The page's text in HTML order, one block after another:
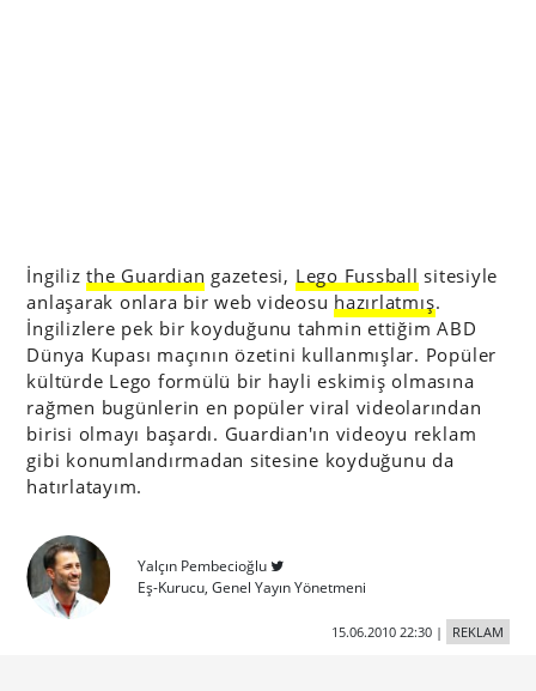
İngilizthe Guardian gazetesi, Lego Fussball sitesiyle
anlaşarak onlara bir web videosu hazırlatmış.
İngilizlere pek bir koyduğunu tahmin ettiğim ABD
Dünya Kupası maçının özetini kullanmışlar. Popüler
kültürde Lego formülü bir hayli eskimiş olmasına
rağmen bugünlerin en popüler viral videolarından
birisi olmayı başardı. Guardian'ın videoyu reklam
gibi konumlandırmadan sitesine koyduğunu da
hatırlatayım.
Yalçın Pembecioğlu
Eş-Kurucu, Genel Yayın Yönetmeni
15.06.2010 22:30| REKLAM